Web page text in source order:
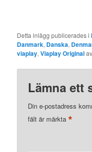
Detta inlägg publicerades i
Danmark, Danska,
viaplay,Viaplay Original
Lämna ett
Din e-postadress
fält är märkta*